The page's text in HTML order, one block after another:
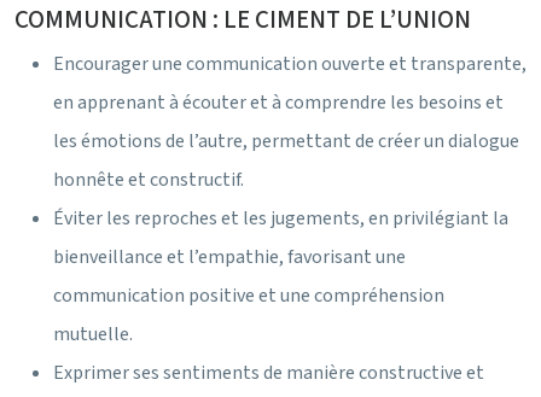
COMMUNICATION : LE CIMENT DE L’UNION
Encourager une communication ouverte et transparente,
en apprenant à écouter et à comprendre les besoins et
les émotions de l’autre, permettant de créer un dialogue
honnête et constructif.
Éviter les reproches et les jugements, en privilégiant la
bienveillance et l’empathie, favorisant une
communication positive et une compréhension
mutuelle.
Exprimer ses sentiments de manière constructive et